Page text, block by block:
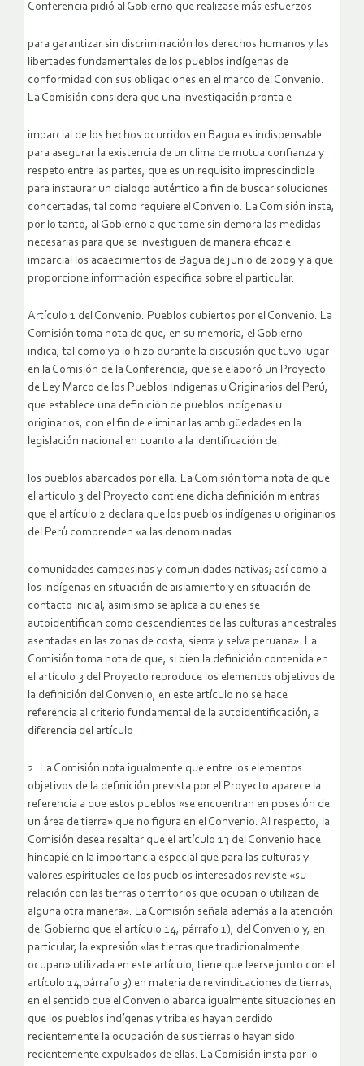
Conferencia pidió al Gobierno que realizase más esfuerzos
para garantizar sin discriminación los derechos humanos y las
libertades fundamentales de los pueblos indígenas de
conformidad con sus obligaciones en el marco del Convenio.
La Comisión considera que una investigación pronta e
imparcial de los hechos ocurridos en Bagua es indispensable
para asegurar la existencia de un clima de mutua confianza y
respeto entre las partes, que es un requisito imprescindible
para instaurar un dialogo auténtico a fin de buscar soluciones
concertadas, tal como requiere el Convenio. La Comisión insta,
por lo tanto, al Gobierno a que tome sin demora las medidas
necesarias para que se investiguen de manera eficaz e
imparcial los acaecimientos de Bagua de junio de 2009 y a que
proporcione información específica sobre el particular.
Artículo 1 del Convenio. Pueblos cubiertos por el Convenio. La
Comisión toma nota de que, en su memoria, el Gobierno
indica, tal como ya lo hizo durante la discusión que tuvo lugar
en la Comisión de la Conferencia, que se elaboró un Proyecto
de Ley Marco de los Pueblos Indígenas u Originarios del Perú,
que establece una definición de pueblos indígenas u
originarios, con el fin de eliminar las ambigüedades en la
legislación nacional en cuanto a la identificación de
los pueblos abarcados por ella. La Comisión toma nota de que
el artículo 3 del Proyecto contiene dicha definición mientras
que el artículo 2 declara que los pueblos indígenas u originarios
del Perú comprenden «a las denominadas
comunidades campesinas y comunidades nativas; así como a
los indígenas en situación de aislamiento y en situación de
contacto inicial; asimismo se aplica a quienes se
autoidentifican como descendientes de las culturas ancestrales
asentadas en las zonas de costa, sierra y selva peruana». La
Comisión toma nota de que, si bien la definición contenida en
el artículo 3 del Proyecto reproduce los elementos objetivos de
la definición del Convenio, en este artículo no se hace
referencia al criterio fundamental de la autoidentificación, a
diferencia del artículo
2. La Comisión nota igualmente que entre los elementos
objetivos de la definición prevista por el Proyecto aparece la
referencia a que estos pueblos «se encuentran en posesión de
un área de tierra» que no figura en el Convenio. Al respecto, la
Comisión desea resaltar que el artículo 13 del Convenio hace
hincapié en la importancia especial que para las culturas y
valores espirituales de los pueblos interesados reviste «su
relación con las tierras o territorios que ocupan o utilizan de
alguna otra manera». La Comisión señala además a la atención
del Gobierno que el artículo 14, párrafo 1), del Convenio y, en
particular, la expresión «las tierras que tradicionalmente
ocupan» utilizada en este artículo, tiene que leerse junto con el
artículo 14,párrafo 3) en materia de reivindicaciones de tierras,
en el sentido que el Convenio abarca igualmente situaciones en
que los pueblos indígenas y tribales hayan perdido
recientemente la ocupación de sus tierras o hayan sido
recientemente expulsados de ellas. La Comisión insta por lo